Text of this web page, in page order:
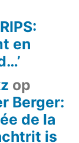
en
op
Berger:
de la
is